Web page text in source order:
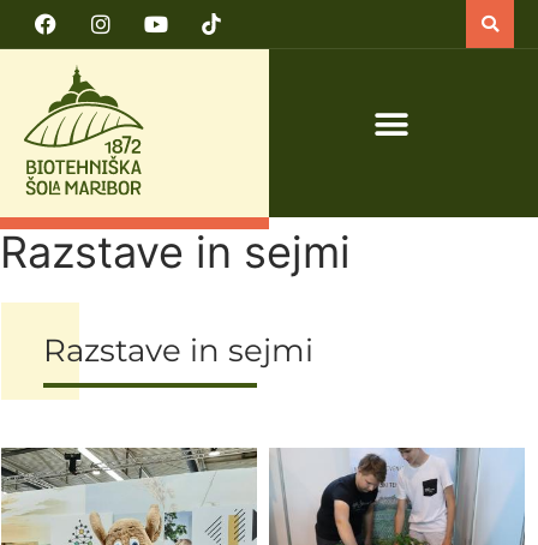
Razstave in sejmi
Razstave in sejmi